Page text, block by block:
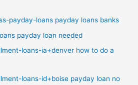
payday-loans payday loans banks
payday loan needed
loans-ia+denver how to do a
loans-id+boise payday loan no